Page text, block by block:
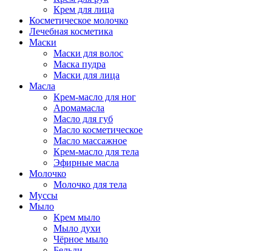
Крем для лица
Косметическое молочко
Лечебная косметика
Маски
Маски для волос
Маска пудра
Маски для лица
Масла
Крем-масло для ног
Аромамасла
Масло для губ
Масло косметическое
Масло массажное
Крем-масло для тела
Эфирные масла
Молочко
Молочко для тела
Муссы
Мыло
Крем мыло
Мыло духи
Чёрное мыло